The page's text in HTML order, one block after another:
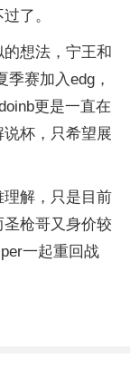
了。
想法，宁王和
赛加入edg，
更是一直在
杯，只希望展
解，只是目前
枪哥又身价较
一起重回战